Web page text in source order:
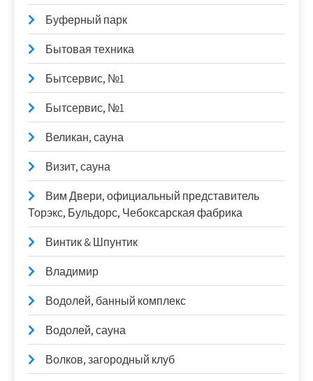
Буферный парк
Бытовая техника
Бытсервис, №1
Бытсервис, №1
Великан, сауна
Визит, сауна
Вим Двери, официальный представитель
Торэкс, Бульдорс, Чебоксарская фабрика
Винтик & Шпунтик
Владимир
Водолей, банный комплекс
Водолей, сауна
Волков, загородный клуб